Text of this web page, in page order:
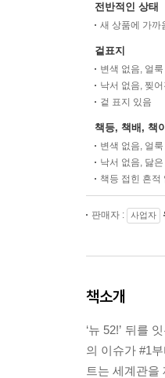
전반적인 상태
새 상품에 가까
겉표지
변색 없음, 얼룩
낙서 없음, 찢
겉 표지 있음
책등, 책배, 책
변색 없음, 얼룩
낙서 없음, 닳
책등 접힌 흔적
판매자 : 사업자
책소개
‘뉴 52!’ 뒤를
의 이슈가 #1
트는 세계관을